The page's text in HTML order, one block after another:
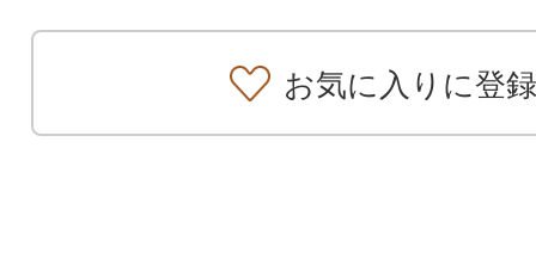
お気に入りに登録